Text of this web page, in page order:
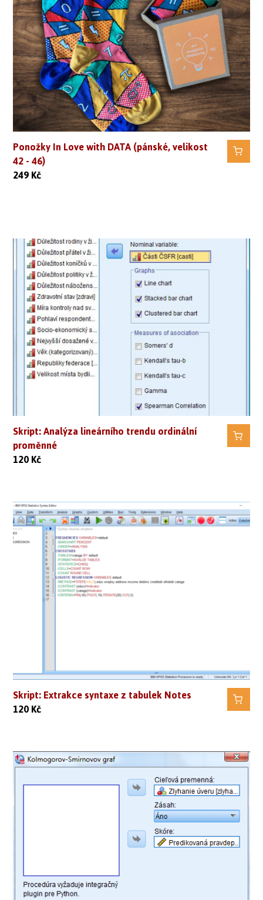
Ponožky In Love with DATA (pánské, velikost
42 - 46)
249Kč
Skript: Analýza lineárního trendu ordinální
proměnné
120Kč
Skript: Extrakce syntaxe z tabulek Notes
120Kč